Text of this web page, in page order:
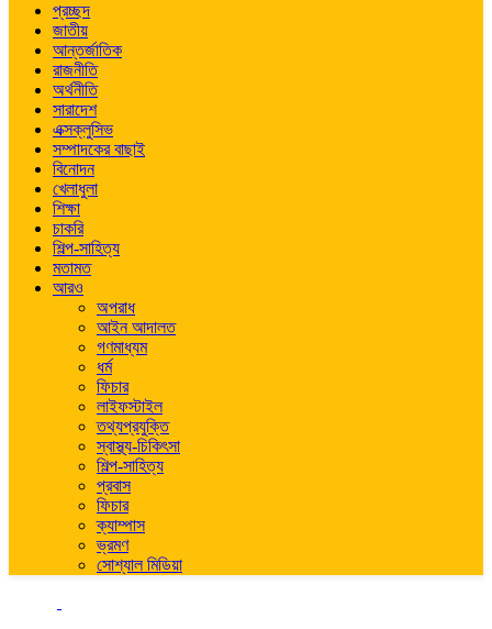
প্রচ্ছদ
জাতীয়
আন্তর্জাতিক
রাজনীতি
অর্থনীতি
সারাদেশ
এক্সক্লুসিভ
সম্পাদকের বাছাই
বিনোদন
খেলাধুলা
শিক্ষা
চাকরি
শিল্প-সাহিত্য
মতামত
আরও
অপরাধ
আইন আদালত
গণমাধ্যম
ধর্ম
ফিচার
লাইফস্টাইল
তথ্যপ্রযুক্তি
স্বাস্থ্য-চিকিৎসা
শিল্প-সাহিত্য
প্রবাস
ফিচার
ক্যাম্পাস
ভ্রমণ
সোশ্যাল মিডিয়া